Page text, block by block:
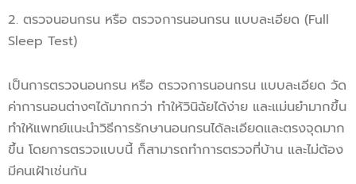
2. ตรวจนอนกรน หรือ ตรวจการนอนกรน แบบละเอียด (Full
Sleep Test)
เป็นการตรวจนอนกรน หรือ ตรวจการนอนกรน แบบละเอียด วัด
ค่าการนอนต่างๆได้มากกว่า ทำให้วินิฉัยได้ง่าย และแม่นยำมากขึ้น
ทำให้แพทย์แนะนำวิธีการรักษานอนกรนได้ละเอียดและตรงจุดมาก
ขึ้น โดยการตรวจแบบนี้ ก็สามารถทำการตรวจที่บ้าน และไม่ต้อง
มีคนเฝ้าเช่นกัน